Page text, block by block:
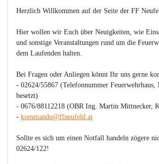
Herzlich Willkommen auf der Seite der FF
Hier wollen wir Euch über Neuigkeiten, wie
und sonstige Veranstaltungen rund um die
dem Laufenden halten.
Bei Fragen oder Anliegen könnt Ihr uns gerne
- 02624/55867 (Telefonnummer
besetzt)
- 0676/88112218 (OBR Ing. Martin Mittnecker,
- kommando@ffneufeld.at
Sollte es sich um einen Notfall handeln zögere
02624/122!